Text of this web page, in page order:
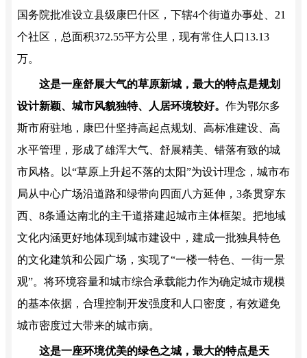
国务院批准设立县级康巴什区，下辖4个街道办事处、21
个社区，总面积372.55平方公里，现有常住人口13.13
万。
这是一座舒展大气的草原新城，最大的特点是规划
设计新颖、城市风貌独特、人居环境较好。 作为鄂尔多
斯市府驻地，康巴什坚持高起点规划、高标准建设、高
水平管理，形成了雄浑大气、舒展精美、错落有致的城
市风格。以“草原上升起不落的太阳”为设计理念，城市布
局从中心广场沿道路和绿带向四面八方延伸，3条贯穿东
西、8条通达南北的主干道搭建起城市主体框架。把地域
文化内涵更好地体现到城市建设中，建成一批独具特色
的文化建筑和公园广场，实现了“一楼一特色、一街一景
观”。将环境容量和城市综合承载能力作为确定城市规模
的基本依据，合理控制开发强度和人口密度，有效避免
城市密度过大带来的城市病。
这是一座环境优美的绿色之城，最大的特点是天